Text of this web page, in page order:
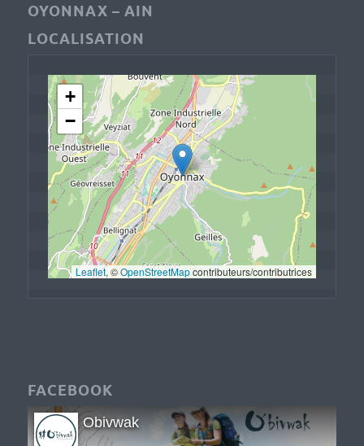
OYONNAX – AIN
LOCALISATION
+
−
Leaflet, © OpenStreetMap contributeurs/contributrices
FACEBOOK
Obivwak